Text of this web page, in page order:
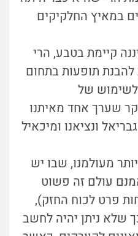
במאיץ החלקיקים
קיימת בטבע, הרי
תופעות בתחום
של
שערך אחד מאיתנו
ונציאנו ומיכאיל
מעולמנו, שבו יש
עולם זה פשוט
פרט לכוח החזק),
שלא ניתן יהיה לחשב